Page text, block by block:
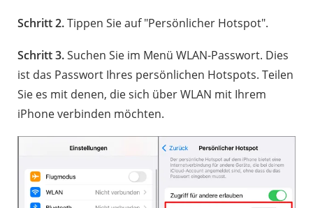
Schritt 2.Tippen Sie auf "Persönlicher Hotspot".
Schritt 3.Suchen Sie im Menü WLAN-Passwort. Dies
ist das Passwort Ihres persönlichen Hotspots. Teilen
Sie es mit denen, die sich über WLAN mit Ihrem
iPhone verbinden möchten.